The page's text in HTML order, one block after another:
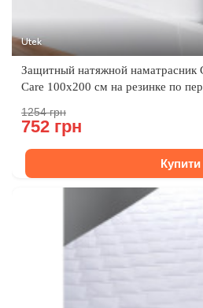
Utek
Защитный натяжной наматрасник
Care 100x200 см на резинке по
1254 грн
752 грн
Купити